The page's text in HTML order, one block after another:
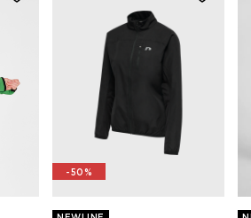
-50%